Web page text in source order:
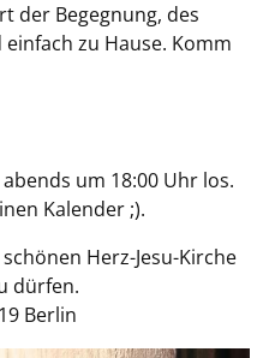
der Begegnung, des
zu Hause. Komm
um 18:00 Uhr los.
Kalender ;).
Herz-Jesu-Kirche
dürfen.
Berlin